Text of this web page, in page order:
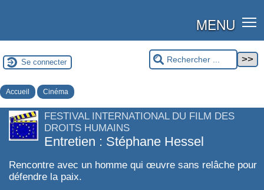
MENU
Se connecter
Accueil Cinéma
FESTIVAL INTERNATIONAL DU FILM DES
DROITS HUMAINS
Entretien : Stéphane Hessel
Rencontre avec un homme qui œuvre sans relâche pour
défendre la paix.